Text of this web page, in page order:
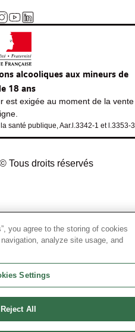
alcooliques aux mineurs de
18 ans
est exigée au moment de la vente
santé publique, Aar.l.3342-1 et l.3353-3
© Tous droits réservés
you agree to the storing of cookies
analyze site usage, and
Settings
Reject All